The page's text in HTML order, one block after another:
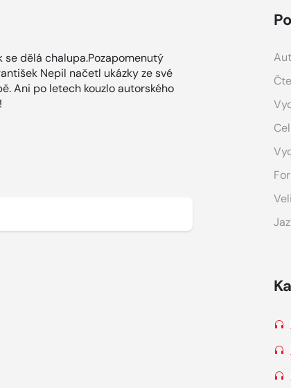
dělá chalupa.Pozapomenutý
Nepil načetl ukázky ze své
Ani po letech kouzlo autorského